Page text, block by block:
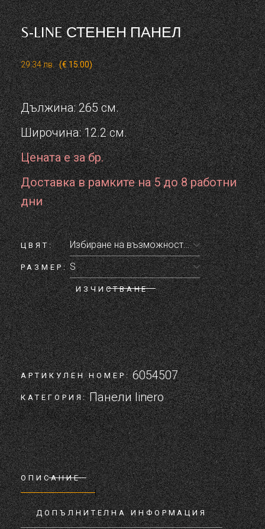
S-LINE СТЕНЕН ПАНЕЛ
29.34лв. (€ 15.00)
Дължина: 265 см.
Широчина: 12.2 см.
Цената е за бр.
Доставка в рамките на 5 до 8 работни
дни
ЦВЯТ
РАЗМЕР
ИЗЧИСТВАНЕ
АРТИКУЛЕН НОМЕР: 6054507
КАТЕГОРИЯ: Панели linero
ОПИСАНИЕ
ДОПЪЛНИТЕЛНА ИНФОРМАЦИЯ